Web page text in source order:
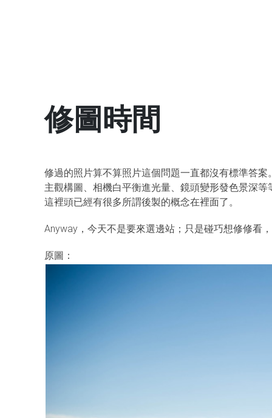
修圖時間
修過的照片算不算照片這個問題一直都沒有標準答
主觀構圖、相機白平衡進光量、鏡頭變形發色景深
這裡頭已經有很多所謂後製的概念在裡面了。
Anyway，今天不是要來選邊站；只是碰巧想修修看
原圖：